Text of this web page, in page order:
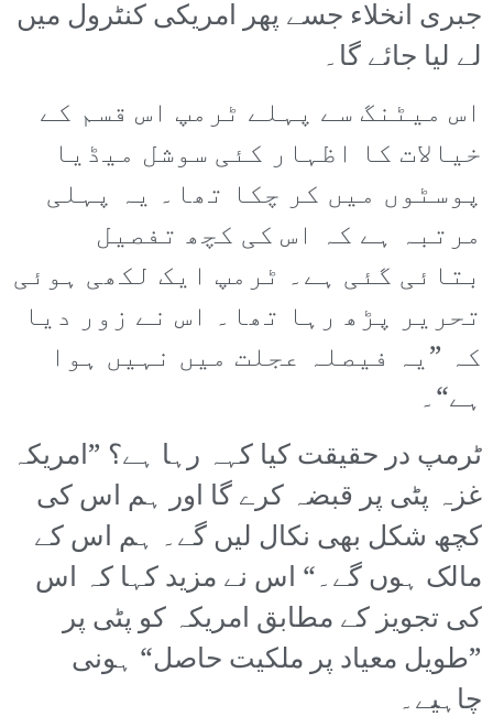
جبری انخلاء جسے پھر امریکی کنٹرول میں
لے لیا جائے گا۔
اس میٹنگ سے پہلے ٹرمپ اس قسم کے
خیالات کا اظہار کئی سوشل میڈیا
پوسٹوں میں کر چکا تھا۔ یہ پہلی
مرتبہ ہے کہ اس کی کچھ تفصیل
بتائی گئی ہے۔ ٹرمپ ایک لکھی ہوئی
تحریر پڑھ رہا تھا۔ اس نے زور دیا
کہ ”یہ فیصلہ عجلت میں نہیں ہوا
ہے“۔
ٹرمپ در حقیقت کیا کہہ رہا ہے؟ ”امریکہ
غزہ پٹی پر قبضہ کرے گا اور ہم اس کی
کچھ شکل بھی نکال لیں گے۔ ہم اس کے
مالک ہوں گے۔“ اس نے مزید کہا کہ اس
کی تجویز کے مطابق امریکہ کو پٹی پر
”طویل معیاد پر ملکیت حاصل“ ہونی
چاہیے۔